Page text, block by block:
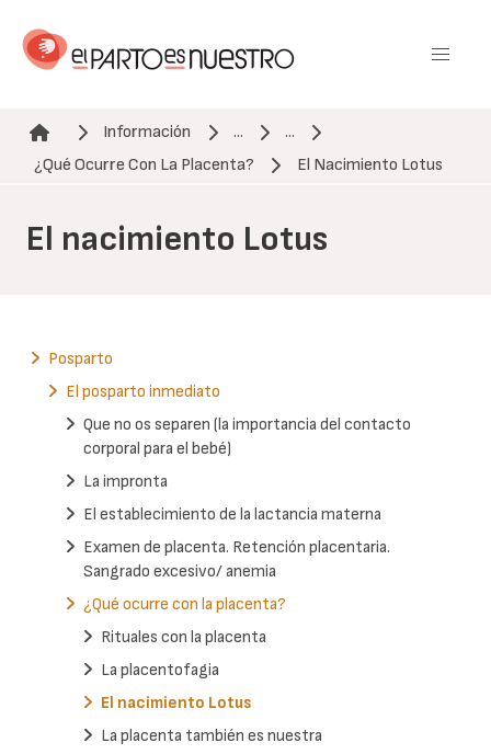
contenido
Ruta de navegación
Información ...
...
¿Qué Ocurre Con La Placenta?
El Nacimiento Lotus
El nacimiento Lotus
Posparto
El posparto inmediato
Que no os separen (la importancia del contacto
corporal para el bebé)
La impronta
El establecimiento de la lactancia materna
Examen de placenta. Retención placentaria.
Sangrado excesivo/ anemia
¿Qué ocurre con la placenta?
Rituales con la placenta
La placentofagia
El nacimiento Lotus
La placenta también es nuestra